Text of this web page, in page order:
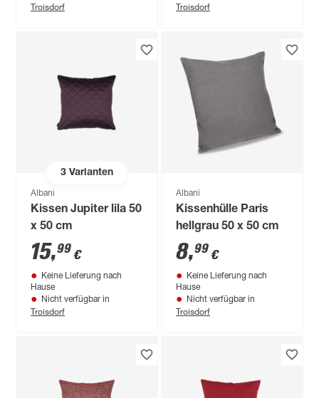
Troisdorf Troisdorf
3Varianten
Albani
Kissen Jupiter lila 50
x 50 cm
15,99 €
Keine Lieferung nach
Hause
Nicht verfügbar in
Troisdorf
Albani
Kissenhülle Paris
hellgrau 50 x 50 cm
8,99 €
Keine Lieferung nach
Hause
Nicht verfügbar in
Troisdorf